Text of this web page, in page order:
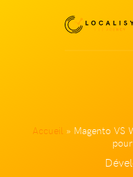
Accueil » Magento VS